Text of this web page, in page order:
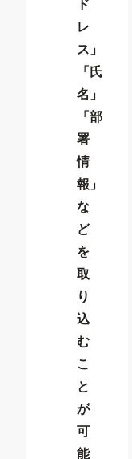
ド
レ
ス」
「氏
名」
「部
署
情
報」
な
ど
を
取
り
込
む
こ
と
が
可
能